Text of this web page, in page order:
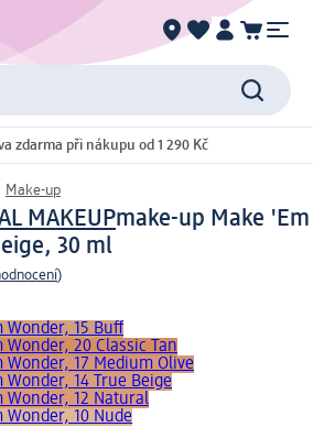
zdarma při nákupu od 1 290 Kč
Make-up
MAKEUPmake-up Make 'Em
30 ml
)
Wonder, 15 Buff
20 Classic Tan
Wonder, 17 Medium Olive
14 True Beige
Wonder, 12 Natural
Wonder, 10 Nude